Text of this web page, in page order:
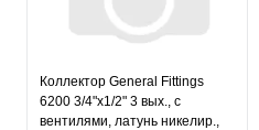
Коллектор General Fittings
6200 3/4"х1/2" 3 вых., c
вентилями, латунь никелир.,